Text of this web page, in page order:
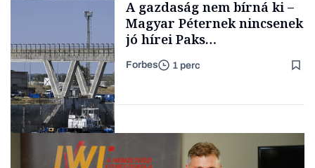
Forbes-sztori
kimondani
A gazdaság nem bírná ki –
Magyar Péternek nincsenek
jó hírei Paks
újraindításáról
Forbes 1 perc